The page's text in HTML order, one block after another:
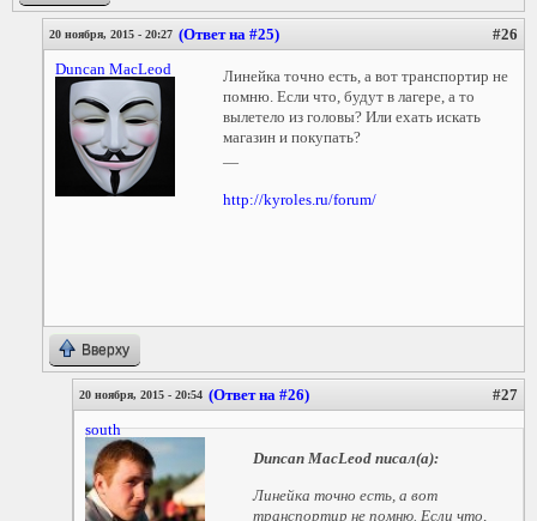
20 ноября, 2015 - 20:27 (Ответ на #25) #26
Duncan MacLeod
Линейка точно есть, а вот транспортир не
помню. Если что, будут в лагере, а то
вылетело из головы? Или ехать искать
магазин и покупать?
—
http://kyroles.ru/forum/
Вверху
20 ноября, 2015 - 20:54 (Ответ на #26) #27
south
Duncan MacLeod писал(а):
Линейка точно есть, а вот
транспортир не помню. Если что,